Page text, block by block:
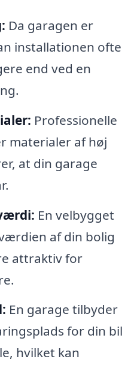
Da garagen er
installationen ofte
end ved en
Professionelle
materialer af høj
at din garage
En velbygget
af din bolig
attraktiv for
En garage tilbyder
for din bil
hvilket kan